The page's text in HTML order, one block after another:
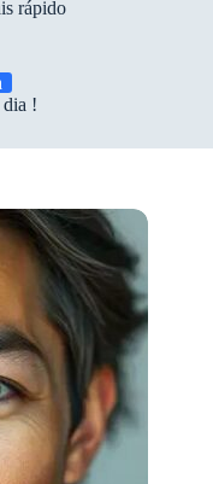
rápido
dia !